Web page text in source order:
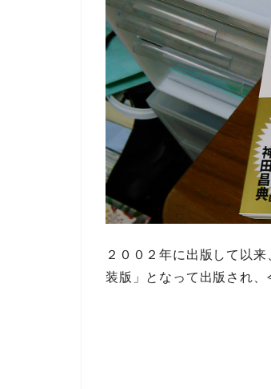
２００２年に出版して以来
装版」 となって出版され